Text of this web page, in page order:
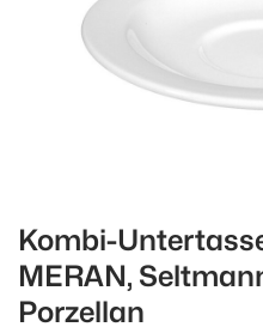
Kombi-
MERAN,
Porzellan